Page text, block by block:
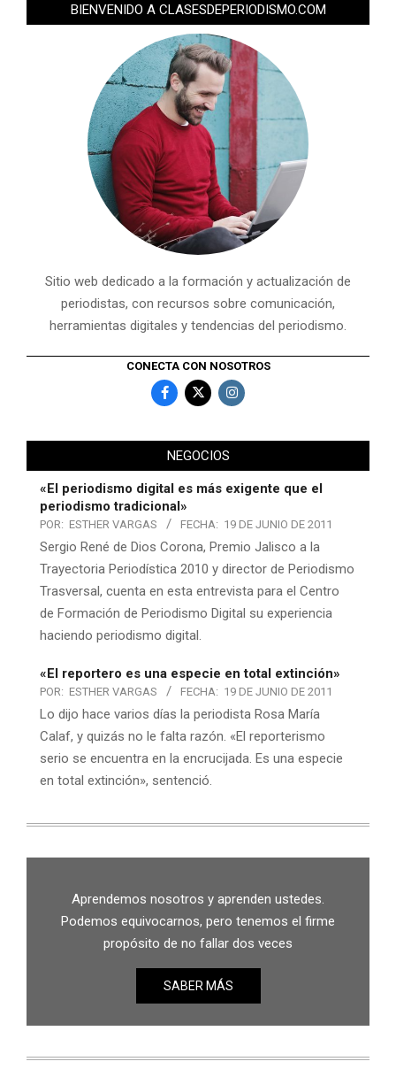
BIENVENIDO A CLASESDEPERIODISMO.COM
Sitio web dedicado a la formación y actualización de
periodistas, con recursos sobre comunicación,
herramientas digitales y tendencias del periodismo.
CONECTA CON NOSOTROS
NEGOCIOS
«El periodismo digital es más exigente que el
periodismo tradicional»
POR: ESTHER VARGAS FECHA: 19 DE JUNIO DE 2011
Sergio René de Dios Corona, Premio Jalisco a la
Trayectoria Periodística 2010 y director de Periodismo
Trasversal, cuenta en esta entrevista para el Centro
de Formación de Periodismo Digital su experiencia
haciendo periodismo digital.
«El reportero es una especie en total extinción»
POR: ESTHER VARGAS FECHA: 19 DE JUNIO DE 2011
Lo dijo hace varios días la periodista Rosa María
Calaf, y quizás no le falta razón. «El reporterismo
serio se encuentra en la encrucijada. Es una especie
en total extinción», sentenció.
Aprendemos nosotros y aprenden ustedes.
Podemos equivocarnos, pero tenemos el firme
propósito de no fallar dos veces
SABER MÁS